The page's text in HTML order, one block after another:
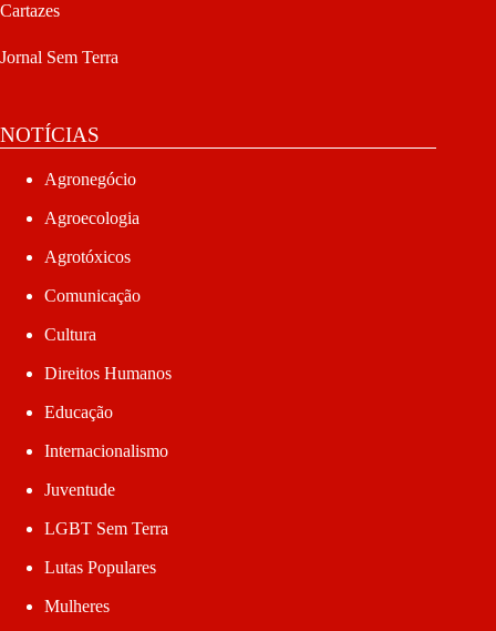
Cartazes
Jornal Sem Terra
NOTÍCIAS
Agronegócio
Agroecologia
Agrotóxicos
Comunicação
Cultura
Direitos Humanos
Educação
Internacionalismo
Juventude
LGBT Sem Terra
Lutas Populares
Mulheres